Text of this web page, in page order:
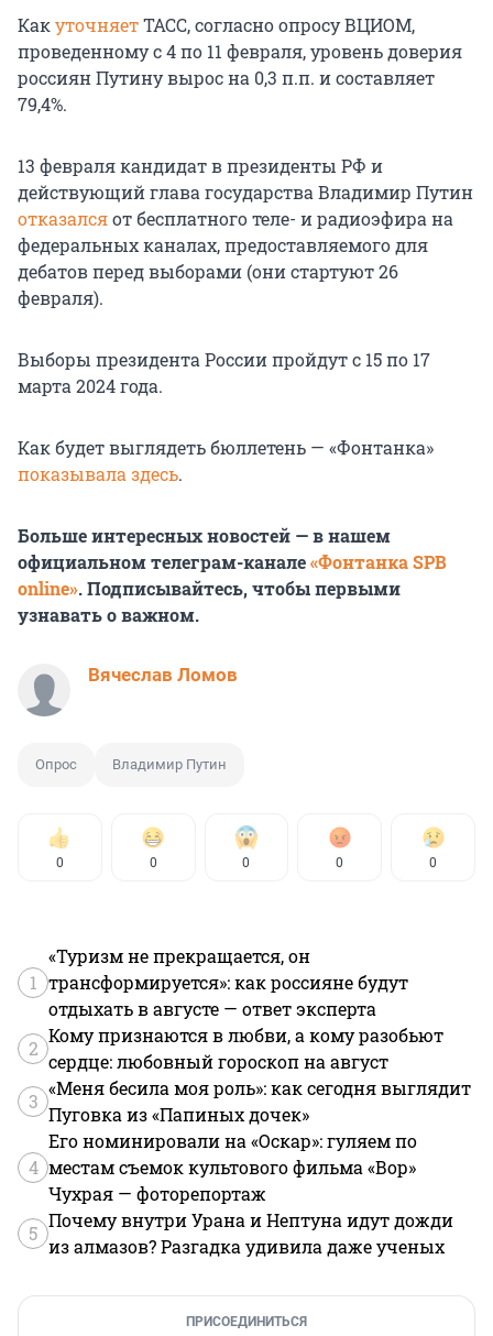
КакуточняетТАСС, согласно опросу ВЦИОМ,
проведенному с 4 по 11 февраля, уровень доверия
россиян Путину вырос на 0,3 п.п. и составляет
79,4%.
13 февраля кандидат в президенты РФ и
действующий глава государства Владимир Путин
отказалсяот бесплатного теле- и радиоэфира на
федеральных каналах, предоставляемого для
дебатов перед выборами (они стартуют 26
февраля).
Выборы президента России пройдут с 15 по 17
марта 2024 года.
Как будет выглядеть бюллетень — «Фонтанка»
показывала здесь.
Больше интересных новостей — в нашем
официальном телеграм-канале«Фонтанка SPB
online». Подписывайтесь, чтобы первыми
узнавать о важном.
Вячеслав Ломов
Опрос Владимир Путин
0 0 0 0 0
1
«Туризм не прекращается, он
трансформируется»: как россияне будут
отдыхать в августе — ответ эксперта
2
Кому признаются в любви, а кому разобьют
сердце: любовный гороскоп на август
3
«Меня бесила моя роль»: как сегодня выглядит
Пуговка из «Папиных дочек»
4
Его номинировали на «Оскар»: гуляем по
местам съемок культового фильма «Вор»
Чухрая — фоторепортаж
5
Почему внутри Урана и Нептуна идут дожди
из алмазов? Разгадка удивила даже ученых
ПРИСОЕДИНИТЬСЯ